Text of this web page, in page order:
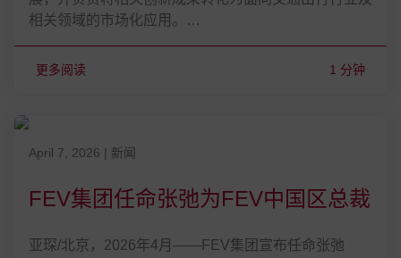
相关领域的市场化应用。…
更多阅读 1 分钟
Chi Zhang ist zum Managing Director von FEV China ernannt
发表在 April 7, 2026
April 7, 2026 | 新闻
FEV集团任命张弛为FEV中国区总裁
亚琛/北京，2026年4月——FEV集团宣布任命张弛